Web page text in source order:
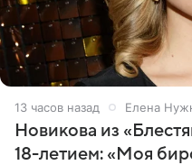
13 часов назад Елена
Новикова из
18-летием: «Моя